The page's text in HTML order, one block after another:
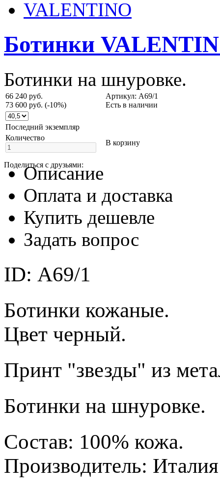
Ботинки
Ботинки на шнуровке.
66 240 руб.
73 600 руб. (-10%)
Артикул: А69/1
Есть в наличии
Последний экземпляр
Количество
В корзину
Поделиться с друзьями:
Описание
Оплата и доставка
Купить дешевле
Задать вопрос
ID: А69/1
Ботинки кожаные.
Цвет черный.
Принт "звезды" из
Ботинки на шнуровке.
Состав: 100% кожа.
Производитель: Италия